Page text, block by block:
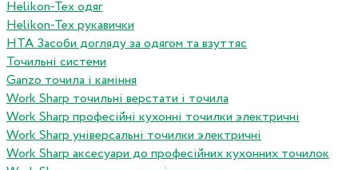
Helikon-Tex одяг
Helikon-Tex рукавички
HTA Засоби догляду за одягом та взуттяс
Точильні системи
Ganzo точила і каміння
Work Sharp точильні верстати і точила
Work Sharp професiйнi кухоннi точилки электричнi
Work Sharp унiверсальнi точилки электричнi
Work Sharp аксесуари до професiйних кухонних точилок